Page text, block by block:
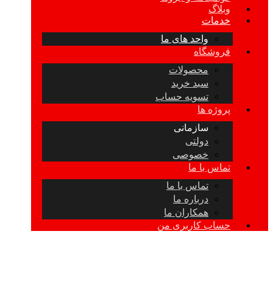
وبلاگ
خدمات
واحد های ما
فروشگاه
محصولات
سبد خرید
تسویه حساب
پروژه ها
سازمانی
دولتی
خصوصی
تماس با ما
تماس با ما
درباره ما
همکاران ما
حساب کاربری من